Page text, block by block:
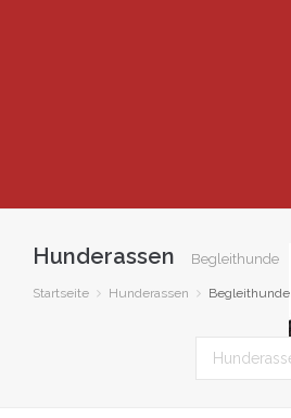
Hunderassen Begleithunde
Startseite Hunderassen Begleithunde